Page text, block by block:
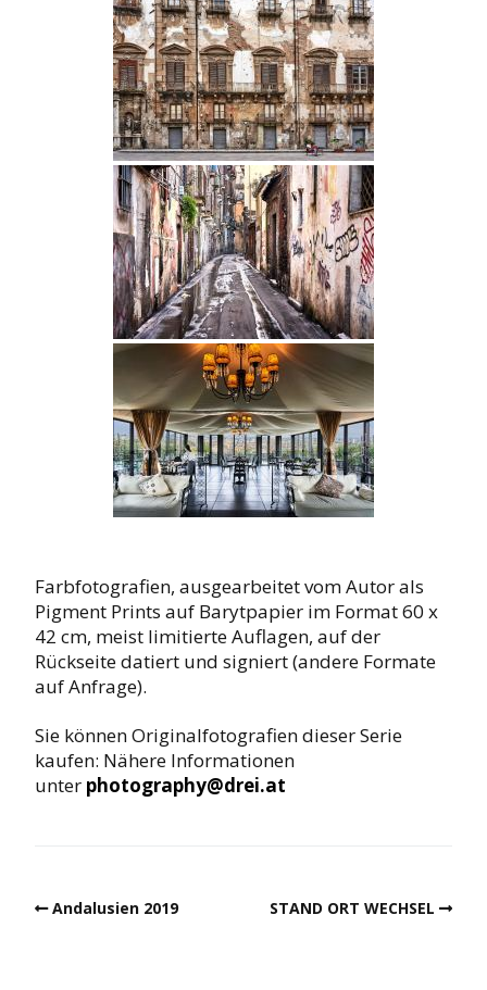
Farbfotografien, ausgearbeitet vom Autor als
Pigment Prints auf Barytpapier im Format 60 x
42 cm, meist limitierte Auflagen, auf der
Rückseite datiert und signiert (andere Formate
auf Anfrage).
Sie können Originalfotografien dieser Serie
kaufen: Nähere Informationen
unter photography@drei.at
Andalusien 2019 STAND ORT WECHSEL